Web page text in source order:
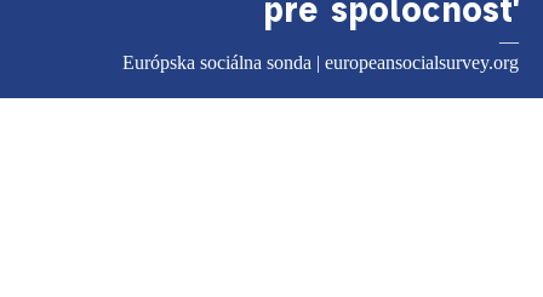
—
Európska sociálna sonda | europeansocialsurvey.org